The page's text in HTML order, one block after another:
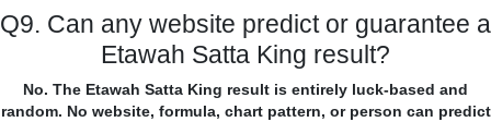
Q9. Can any website predict or guarantee a
Etawah Satta King result?
No. The Etawah Satta King result is entirely luck-based and
random. No website, formula, chart pattern, or person can predict